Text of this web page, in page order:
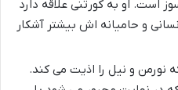
است. او به کورتنی علاقه دارد
و حامیانه اش بیشتر آشکار
نورمن و نیل را اذیت می کند.